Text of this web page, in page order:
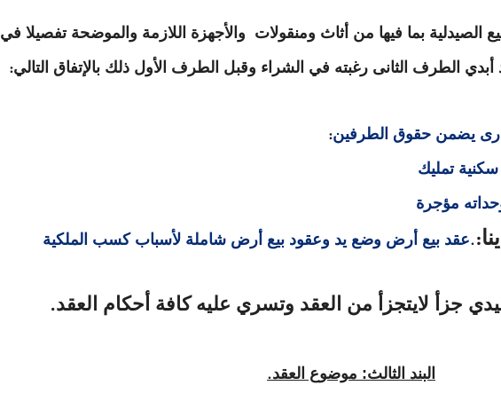
الصيدلية بما فيها من أثاث ومنقولات والأجهزة اللازمة والموضحة تفصيلا في
الطرف الثانى رغبته في الشراء وقبل الطرف الأول ذلك بالإتفاق التالي:
:يضمن حقوق الطرفين
تمليك
مؤجرة
: عقد بيع أرض وضع يد وعقود بيع أرض شاملة لأسباب كسب الملكية.
جزأ لايتجزأ من العقد وتسري عليه كافة أحكام العقد.
البند الثالث: موضوع العقد.